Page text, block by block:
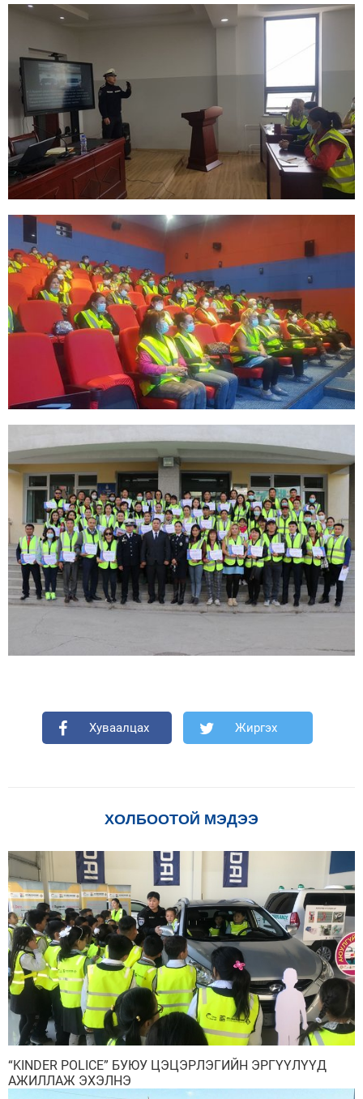
Хуваалцах Жиргэх
ХОЛБООТОЙ МЭДЭЭ
“KINDER POLICE” БУЮУ ЦЭЦЭРЛЭГИЙН ЭРГҮҮЛҮҮД
АЖИЛЛАЖ ЭХЭЛНЭ